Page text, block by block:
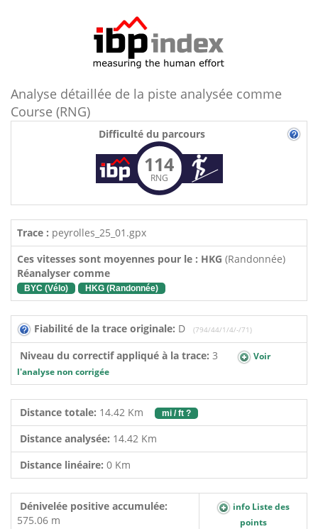
Analyse détaillée de la piste analysée comme
Course (RNG)
Difficulté du parcours
114
RNG
Trace : peyrolles_25_01.gpx
Ces vitesses sont moyennes pour le : HKG (Randonnée)
Réanalyser comme
BYC (Vélo) HKG (Randonnée)
Fiabilité de la trace originale: D (794/44/1/4/-/71)
Niveau du correctif appliqué à la trace: 3
Voir
l'analyse non corrigée
Distance totale: 14.42 Km mi / ft ?
Distance analysée: 14.42 Km
Distance linéaire: 0 Km
Dénivelée positive accumulée:
575.06 m
info Liste des
points